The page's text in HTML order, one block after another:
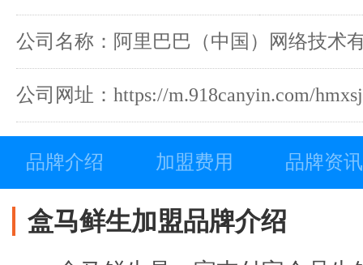
公司名称：阿里巴巴（中国）网络技术
公司网址：https://m.918canyin.com/
品牌介绍 加盟费用 品牌资讯
盒马鲜生加盟品牌介绍